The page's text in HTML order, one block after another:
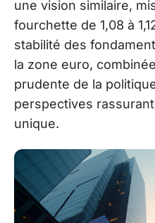
une vision similaire,
fourchette de 1,08 à
stabilité des
la zone euro,
prudente de la
perspectives
unique.